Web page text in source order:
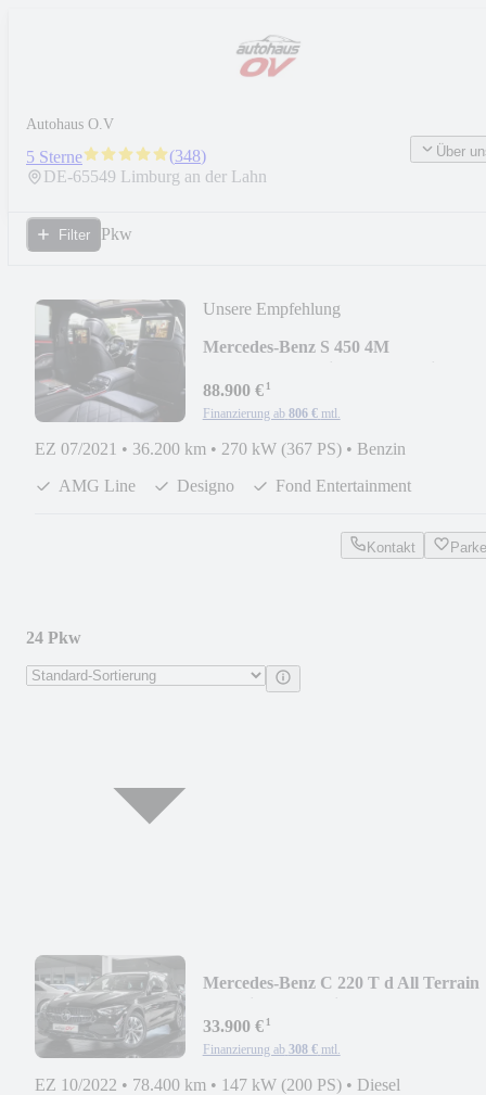
Autohaus O.V
5 Sterne (348)
DE-65549 Limburg an der Lahn
Über
Filter Pkw
Unsere Empfehlung
Mercedes-Benz S 450 4M
Class*Voll
88.900 €¹
Finanzierung ab 806 € mtl.
EZ 07/2021 • 36.200 km • 270 kW (367 PS) • Benzin
AMG Line
Designo Fond Entertainment
Kontakt
24 Pkw
Mercedes-Benz C 220 T d All Terrain
33.900 €¹
Finanzierung ab 308 € mtl.
EZ 10/2022 • 78.400 km • 147 kW (200 PS) • Diesel